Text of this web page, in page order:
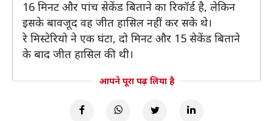
16 मिनट और पांच सेकेंड बिताने का रिकॉर्ड है, लेकिन
इसके बावजूद वह जीत हासिल नहीं कर सके थे।
रे मिस्टेरियो ने एक घंटा, दो मिनट और 15 सेकेंड बिताने
के बाद जीत हासिल की थी।
आपने पूरा पढ़ लिया है